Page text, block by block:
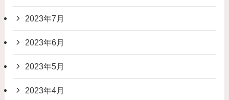
2023年7月
2023年6月
2023年5月
2023年4月